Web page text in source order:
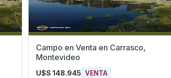
Campo en Venta en Carrasco,
Montevideo
U$S 148.945 VENTA